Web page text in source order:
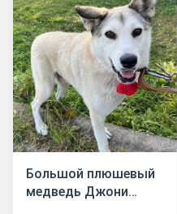
Большой плюшевый
медведь Джони